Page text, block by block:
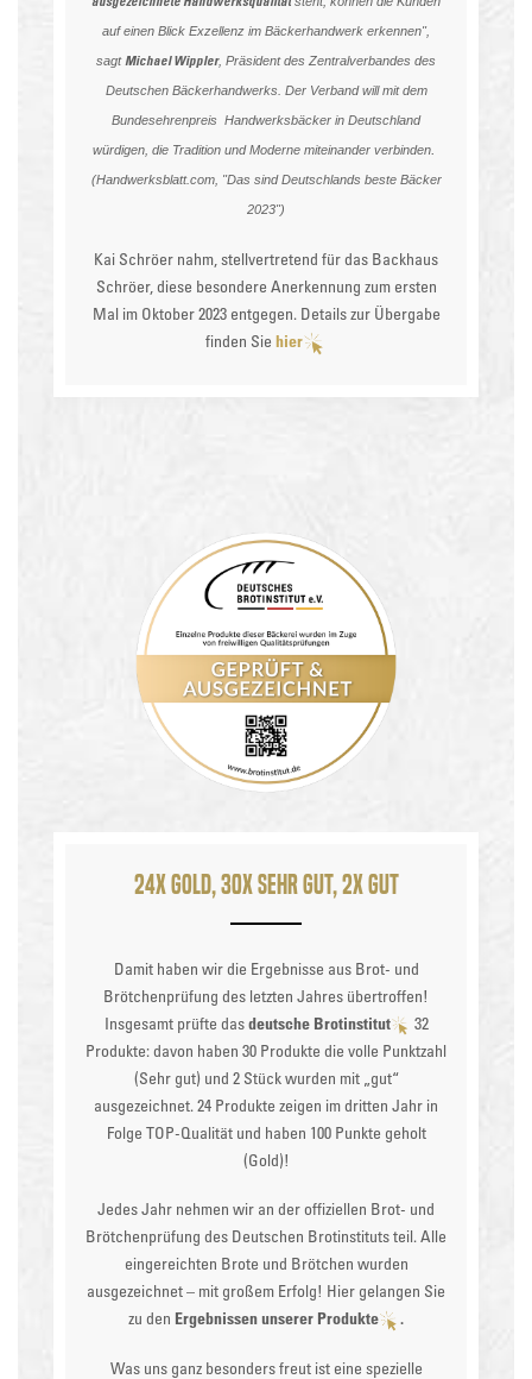
auf einen Blick Exzellenz im Bäckerhandwerk erkennen",
sagtMichael Wippler, Präsident des Zentralverbandes des
Deutschen Bäckerhandwerks . Der Verband will mit dem
Bundesehrenpreis Handwerksbäcker in Deutschland
würdigen, die Tradition und Moderne miteinander verbinden.
(Handwerksblatt.com, "Das sind Deutschlands beste Bäcker
2023")
Kai Schröer nahm, stellvertretend für das Backhaus
Schröer, diese besondere Anerkennung zum ersten
Mal im Oktober 2023 entgegen. Details zur Übergabe
finden Sie hier
24x Gold, 30x Sehr gut, 2x Gut
Damit haben wir die Ergebnisse aus Brot- und
Brötchenprüfung des letzten Jahres übertroffen!
Insgesamt prüfte das deutsche Brotinstitut
32
Produkte: davon haben 30 Produkte die volle Punktzahl
(Sehr gut) und 2 Stück wurden mit „gut“
ausgezeichnet. 24 Produkte zeigen im dritten Jahr in
Folge TOP-Qualität und haben 100 Punkte geholt
(Gold)!
Jedes Jahr nehmen wir an der offiziellen Brot- und
Brötchenprüfung des Deutschen Brotinstitutsteil. Alle
eingereichten Brote und Brötchen wurden
ausgezeichnet – mit großem Erfolg! Hier gelangen Sie
zu den Ergebnissen unserer Produkte .
Was uns ganz besonders freut ist eine spezielle